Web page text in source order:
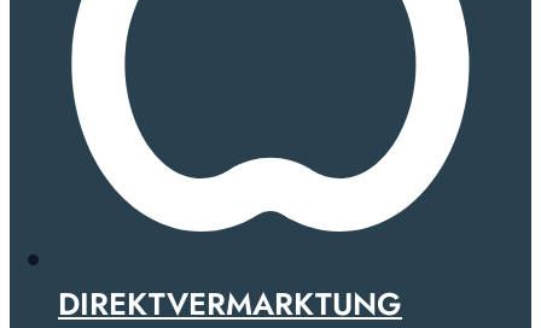
DIREKTVERMARKTUNG